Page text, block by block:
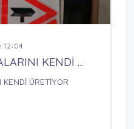
12:04
KENDİ ...
ÜRETİYOR